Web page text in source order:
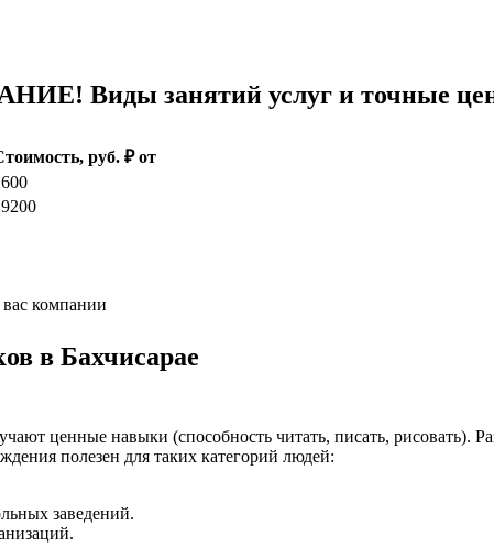
Виды занятий услуг и точные
руб. ₽ от
компании
в Бахчисарае
ценные навыки (способность читать, писать, рисовать).
полезен для таких категорий людей:
заведений.